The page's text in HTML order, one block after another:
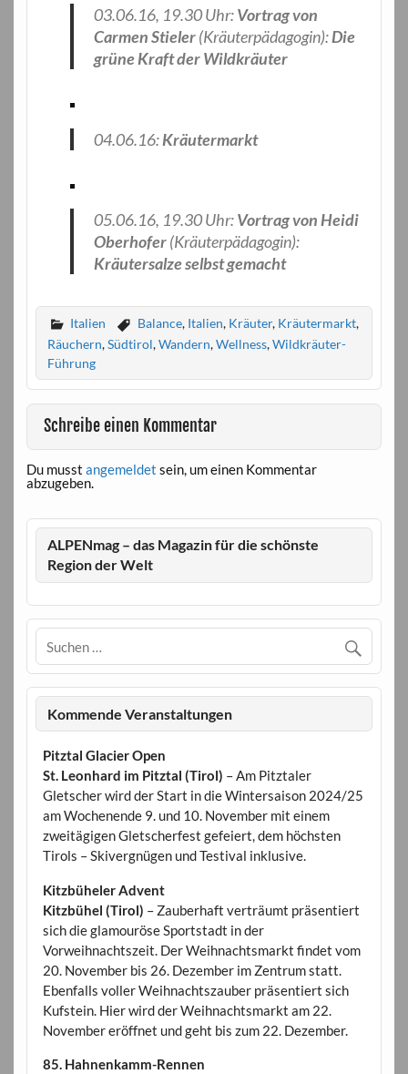
03.06.16, 19.30 Uhr:Vortrag von
Carmen Stieler(Kräuterpädagogin):Die
grüne Kraft der Wildkräuter
04.06.16:Kräutermarkt
05.06.16, 19.30 Uhr:Vortrag von Heidi
Oberhofer(Kräuterpädagogin):
Kräutersalze selbst gemacht
Italien Balance, Italien, Kräuter, Kräutermarkt,
Räuchern,Südtirol,Wandern,Wellness,Wildkräuter-
Führung
Schreibe einen Kommentar
Du musst angemeldet sein, um einen Kommentar
abzugeben.
ALPENmag – das Magazin für die schönste
Region der Welt
Kommende Veranstaltungen
Pitztal Glacier Open
St. Leonhard im Pitztal (Tirol) – Am Pitztaler
Gletscher wird der Start in die Wintersaison 2024/25
am Wochenende 9. und 10. November mit einem
zweitägigen Gletscherfest gefeiert, dem höchsten
Tirols – Skivergnügen und Testival inklusive.
Kitzbüheler Advent
Kitzbühel (Tirol) – Zauberhaft verträumt präsentiert
sich die glamouröse Sportstadt in der
Vorweihnachtszeit. Der Weihnachtsmarkt findet vom
20. November bis 26. Dezember im Zentrum statt.
Ebenfalls voller Weihnachtszauber präsentiert sich
Kufstein. Hier wird der Weihnachtsmarkt am 22.
November eröffnet und geht bis zum 22. Dezember.
85. Hahnenkamm-Rennen